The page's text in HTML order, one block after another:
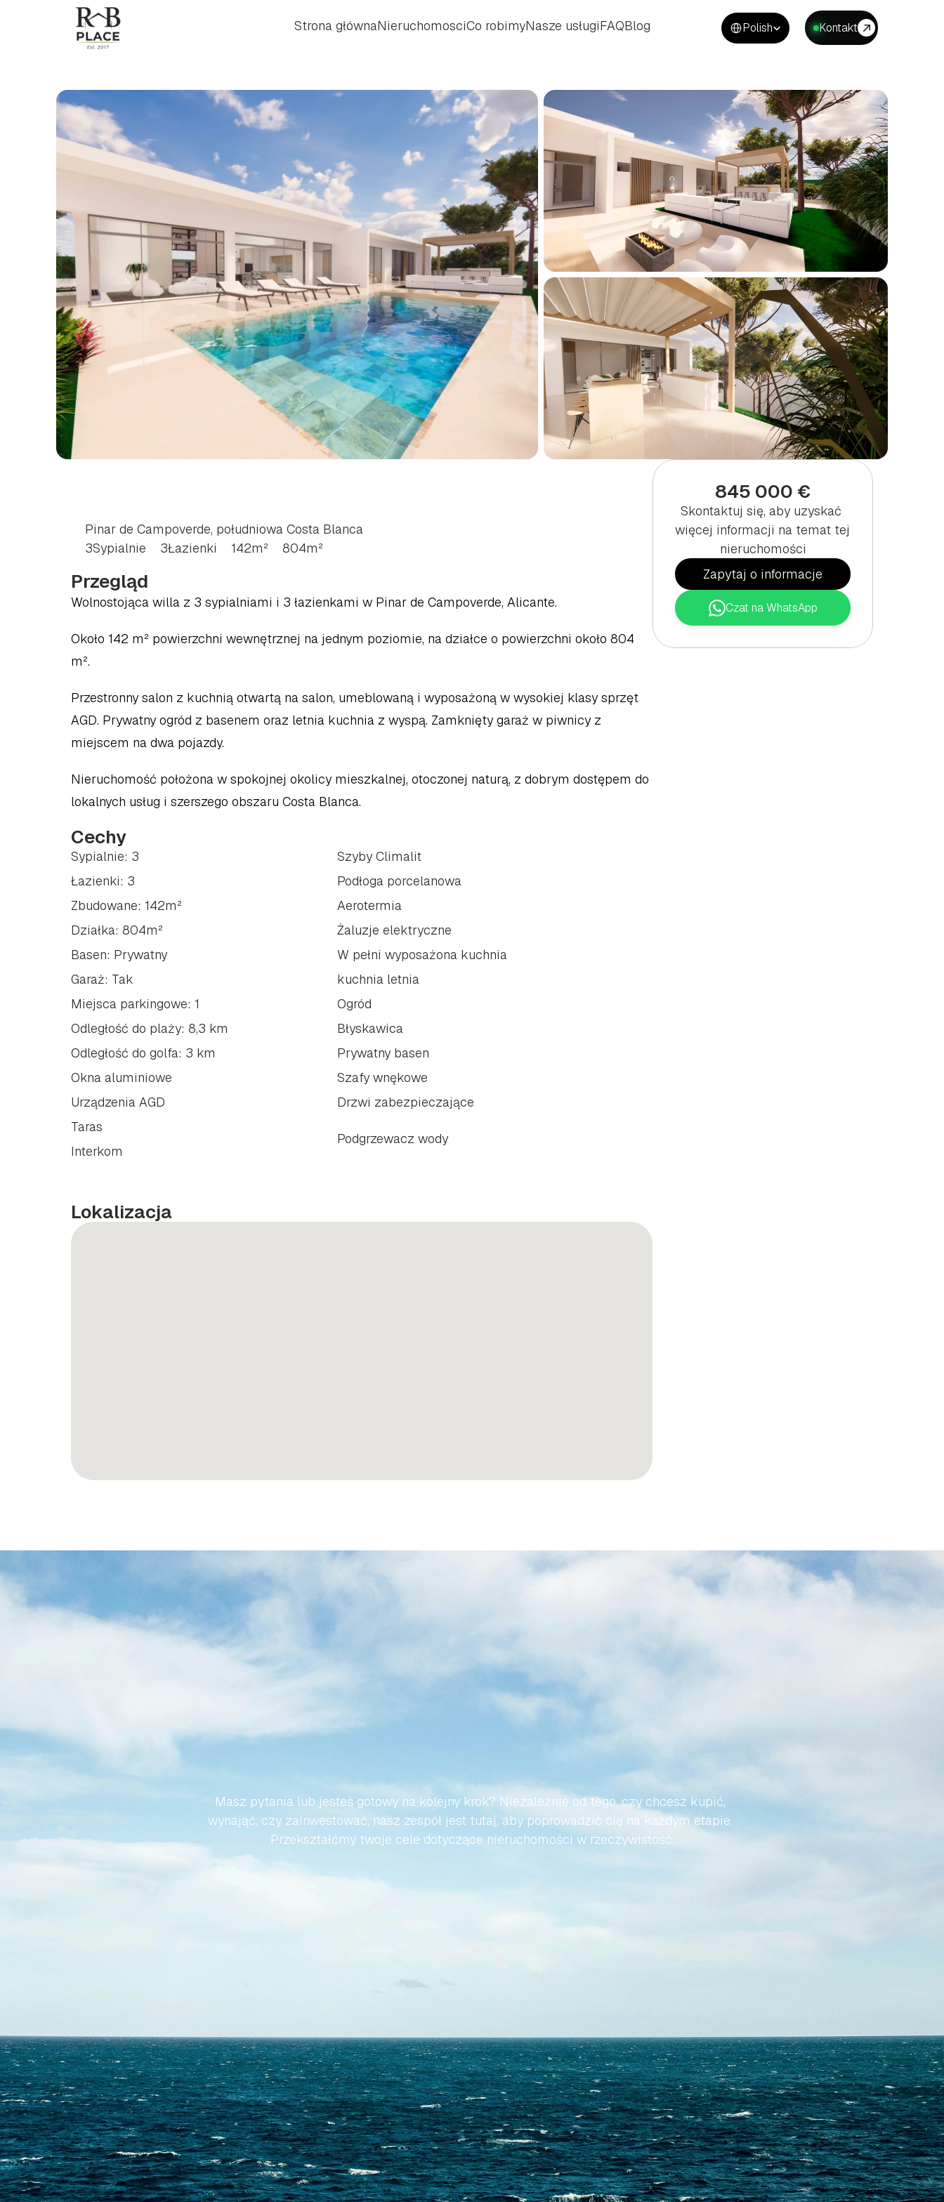
Select Language
Polish Kontakt
Strona głównaNieruchomosciCo robimyNasze usługiFAQBlog
Pinar de Campoverde, południowa Costa Blanca
3Sypialnie 3Łazienki 142m² 804m²
Przegląd
Wolnostojąca willa z 3 sypialniami i 3 łazienkami w Pinar de Campoverde, Alicante.
Około 142 m² powierzchni wewnętrznej na jednym poziomie, na działce o powierzchni około 804
m².
Przestronny salon z kuchnią otwartą na salon, umeblowaną i wyposażoną w wysokiej klasy sprzęt
AGD. Prywatny ogród z basenem oraz letnia kuchnia z wyspą. Zamknięty garaż w piwnicy z
miejscem na dwa pojazdy.
Nieruchomość położona w spokojnej okolicy mieszkalnej, otoczonej naturą, z dobrym dostępem do
lokalnych usług i szerszego obszaru Costa Blanca.
Cechy
Sypialnie: 3
Łazienki: 3
Zbudowane: 142m²
Działka: 804m²
Basen: Prywatny
Garaż: Tak
Miejsca parkingowe: 1
Odległość do plaży: 8,3 km
Odległość do golfa: 3 km
Okna aluminiowe
Urządzenia AGD
Taras
Interkom
Szyby Climalit
Podłoga porcelanowa
Aerotermia
Żaluzje elektryczne
W pełni wyposażona kuchnia
kuchnia letnia
Ogród
Błyskawica
Prywatny basen
Szafy wnękowe
Drzwi zabezpieczające
Podgrzewacz wody
Lokalizacja
845 000 €
Skontaktuj się, aby uzyskać
więcej informacji na temat tej
nieruchomości
Zapytaj o informacje
Czat na WhatsApp
SPRAWMY, TWOJA PODRÓŻ
HISZPAŃSKIEJ
NIERUCHOMOŚCI BYŁA
BEZWYSIŁKOWA
Masz pytania lub jesteś gotowy na kolejny krok? Niezależnie od tego, czy chcesz kupić,
wynająć, czy zainwestować, nasz zespół jest tutaj, aby poprowadzić cię na każdym etapie.
Przekształćmy twoje cele dotyczące nieruchomości w rzeczywistość.
Skontaktuj się z nami